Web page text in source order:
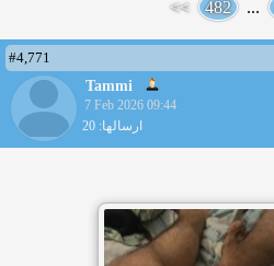
...
482
>>
#4,771
Tammi
7 Feb 2026 09:44
ارسالها: 20